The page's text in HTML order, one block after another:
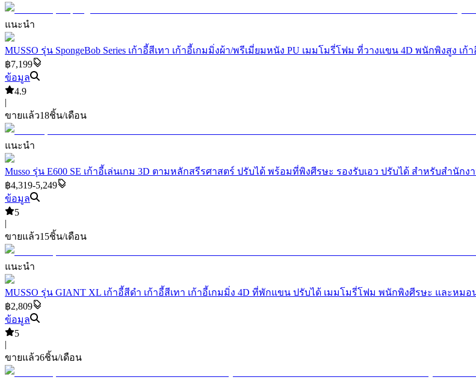
แนะนำ
MUSSO รุ่น SpongeBob Series เก้าอี้สีเทา เก้าอี้เกมมิ่งผ้า/พรีเมี่ยมหนัง PU เมมโมรี่โฟม ที่วางแขน 4D พนักพิงสูง
฿7,199
ข้อมูล
4.9
|
ขายแล้ว18ชิ้น/เดือน
แนะนำ
Musso รุ่น E600 SE เก้าอี้เล่นเกม 3D ตามหลักสรีรศาสตร์ ปรับได้ พร้อมที่พิงศีรษะ รองรับเอว ปรับได้ สําหรับสํานักงา
฿4,319-5,249
ข้อมูล
5
|
ขายแล้ว15ชิ้น/เดือน
แนะนำ
MUSSO รุ่น GIANT XL เก้าอี้สีดำ เก้าอี้สีเทา เก้าอี้เกมมิ่ง 4D ที่พักแขน ปรับได้ เมมโมรี่โฟม พนักพิงศีรษะ และหมอ
฿2,809
ข้อมูล
5
|
ขายแล้ว6ชิ้น/เดือน